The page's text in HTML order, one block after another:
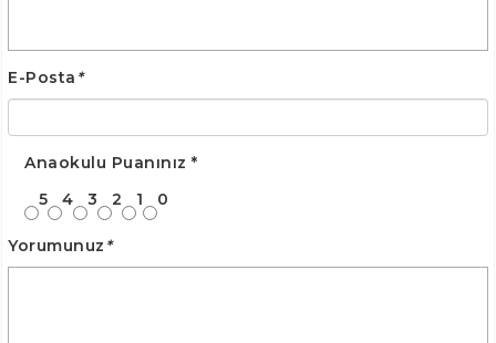
E-Posta *
Anaokulu Puanınız *
5
4 3 2 1 0
Yorumunuz *